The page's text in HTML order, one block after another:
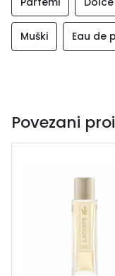
Muški Eau de
Povezani